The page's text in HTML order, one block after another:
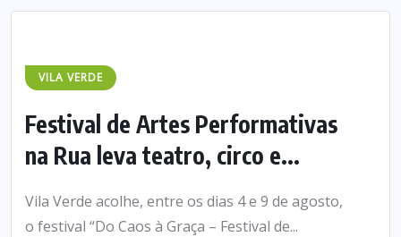
VILA VERDE
Festival de Artes Performativas
na Rua leva teatro, circo e...
Vila Verde acolhe, entre os dias 4 e 9 de agosto,
o festival “Do Caos à Graça – Festival de...